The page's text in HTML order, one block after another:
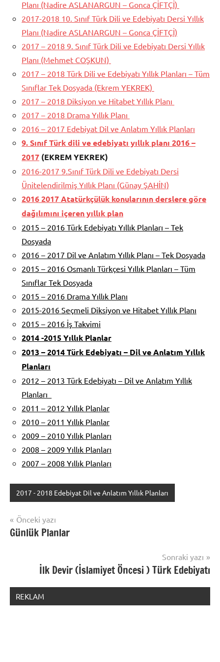
Planı (Nadire ASLANARGUN – Gonca ÇİFTÇİ)
2017-2018 10. Sınıf Türk Dili ve Edebiyatı Dersi Yıllık
Planı (Nadire ASLANARGUN – Gonca ÇİFTÇİ)
2017 – 2018 9. Sınıf Türk Dili ve Edebiyatı Dersi Yıllık
Planı (Mehmet COŞKUN)
2017 – 2018 Türk Dili ve Edebiyatı Yıllık Planları – Tüm
Sınıflar Tek Dosyada (Ekrem YEKREK)
2017 – 2018 Diksiyon ve Hitabet Yıllık Planı
2017 – 2018 Drama Yıllık Planı
2016 – 2017 Edebiyat Dil ve Anlatım Yıllık Planları
9. Sınıf Türk dili ve edebiyatı yıllık planı 2016 –
2017 (EKREM YEKREK)
2016-2017 9.Sınıf Türk Dili ve Edebiyatı Dersi
Ünitelendirilmiş YıIlık Planı (Günay ŞAHİN)
2016 2017 Atatürkçülük konularının derslere göre
dağılımını içeren yıllık plan
2015 – 2016 Türk Edebiyatı Yıllık Planları – Tek
Dosyada
2016 – 2017 Dil ve Anlatım Yıllık Planı – Tek Dosyada
2015 – 2016 Osmanlı Türkçesi Yıllık Planları – Tüm
Sınıflar Tek Dosyada
2015 – 2016 Drama Yıllık Planı
2015-2016 Seçmeli Diksiyon ve Hitabet Yıllık Planı
2015 – 2016 İş Takvimi
2014 -2015 Yıllık Planlar
2013 – 2014 Türk Edebiyatı – Dil ve Anlatım Yıllık
Planları
2012 – 2013 Türk Edebiyatı – Dil ve Anlatım Yıllık
Planları
2011 – 2012 Yıllık Planlar
2010 – 2011 Yıllık Planlar
2009 – 2010 Yıllık Planları
2008 – 2009 Yıllık Planları
2007 – 2008 Yıllık Planları
2017 - 2018 Edebiyat Dil ve Anlatım Yıllık Planları
Yazı
gezinmesi
Önceki yazı
Günlük Planlar
Sonraki yazı
İlk Devir (İslamiyet Öncesi ) Türk Edebiyatı
REKLAM